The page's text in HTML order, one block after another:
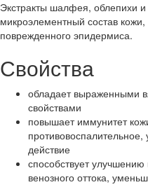
Экстракты шалфея, облепихи
микроэлементный состав
поврежденного эпидермиса.
Свойства
обладает выраженными
свойствами
повышает иммунитет
действие
способствует
венозного оттока,